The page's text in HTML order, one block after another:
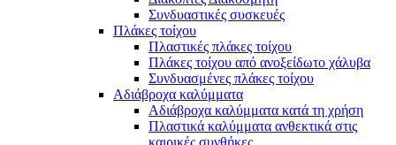
Συνδυαστικές συσκευές
Πλάκες τοίχου
Πλαστικές πλάκες τοίχου
Πλάκες τοίχου από ανοξείδωτο χάλυβα
Συνδυασμένες πλάκες τοίχου
Αδιάβροχα καλύμματα
Αδιάβροχα καλύμματα κατά τη χρήση
Πλαστικά καλύμματα ανθεκτικά στις
καιρικές συνθήκες